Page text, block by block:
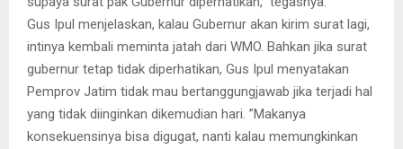
Gus Ipul menjelaskan, kalau Gubernur akan kirim surat lagi,
intinya kembali meminta jatah dari WMO. Bahkan jika surat
gubernur tetap tidak diperhatikan, Gus Ipul menyatakan
Pemprov Jatim tidak mau bertanggungjawab jika terjadi hal
yang tidak diinginkan dikemudian hari. ”Makanya
konsekuensinya bisa digugat, nanti kalau memungkinkan